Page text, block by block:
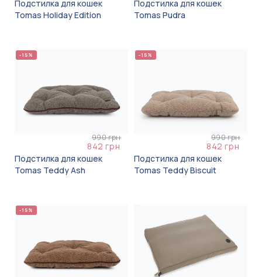
Подстилка для кошек
Tomas Holiday Edition
Подстилка для кошек
Tomas Pudra
-15%
990 грн
842 грн
Подстилка для кошек
Tomas Teddy Ash
-15%
990 грн
842 грн
Подстилка для кошек
Tomas Teddy Biscuit
-15%